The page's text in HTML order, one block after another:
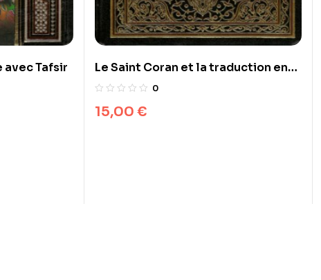
avec Tafsir
Le Saint Coran et la traduction en
langue française du sens de ses
0
15,00 €